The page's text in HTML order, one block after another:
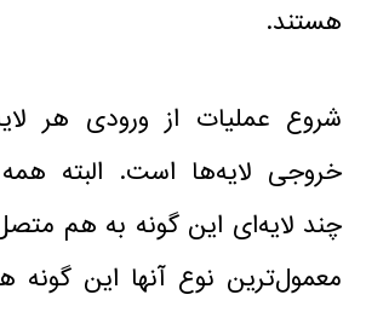
هستند.
شروع عملیات از ورودی هر
خروجی لایه‌ها است. البته
چند لایه‌ای این گونه به هم